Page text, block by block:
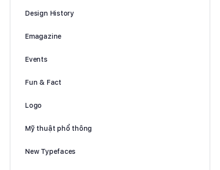
Design History
Emagazine
Events
Fun & Fact
Logo
Mỹ thuật phổ thông
New Typefaces